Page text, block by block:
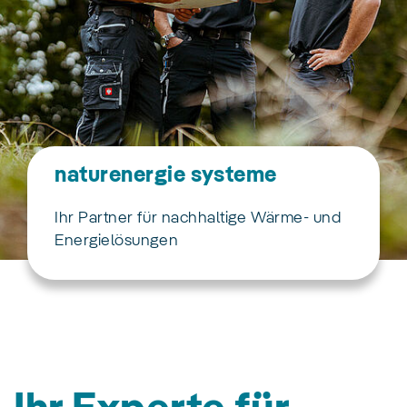
naturenergie systeme
Ihr Partner für nachhaltige Wärme- und
Energielösungen